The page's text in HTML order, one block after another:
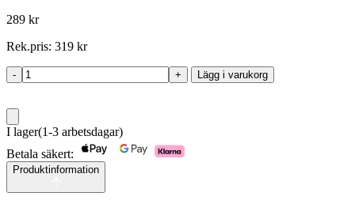
289 kr
Rek.pris: 319 kr
-
Igora
9,5-
1
60ml
mängd
+ Lägg i varukorg
I lager(1-3 arbetsdagar)
Betala säkert:
Produktinformation